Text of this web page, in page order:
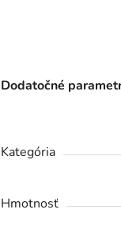
Dodatočné
Kategória
Hmotnosť